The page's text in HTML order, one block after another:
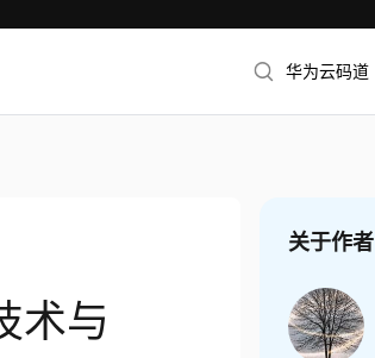
华为云码道
术与
关于作者